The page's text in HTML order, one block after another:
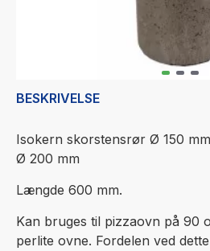
BESKRIVELSE
Isokern skorstensrør Ø 150
Ø 200 mm
Længde 600 mm.
Kan bruges til pizzaovn på 90
perlite ovne. Fordelen ved